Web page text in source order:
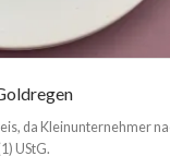
da Kleinunternehmer
UStG.